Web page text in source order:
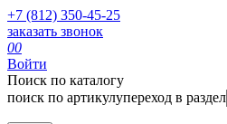
+7 (812) 350-45-25
заказать звонок
00
Войти
Поиск по каталогу
поиск по артикулупереход в раздел